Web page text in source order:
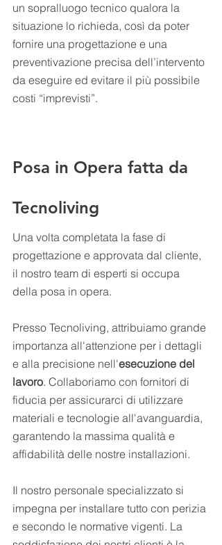
un sopralluogo tecnico qualora la
situazione lo richieda, così da poter
fornire una progettazione e una
preventivazione precisa dell’intervento
da eseguire ed evitare il più possibile
costi “imprevisti”.
Posa in Opera fatta da
Tecnoliving
Una volta completata la fase di
progettazione e approvata dal cliente,
il nostro team di esperti si occupa
della posa in opera.
Presso Tecnoliving, attribuiamo grande
importanza all'attenzione per i dettagli
e alla precisione nell'esecuzione del
lavoro. Collaboriamo con fornitori di
fiducia per assicurarci di utilizzare
materiali e tecnologie all'avanguardia,
garantendo la massima qualità e
affidabilità delle nostre installazioni.
Il nostro personale specializzato si
impegna per installare tutto con perizia
e secondo le normative vigenti. La